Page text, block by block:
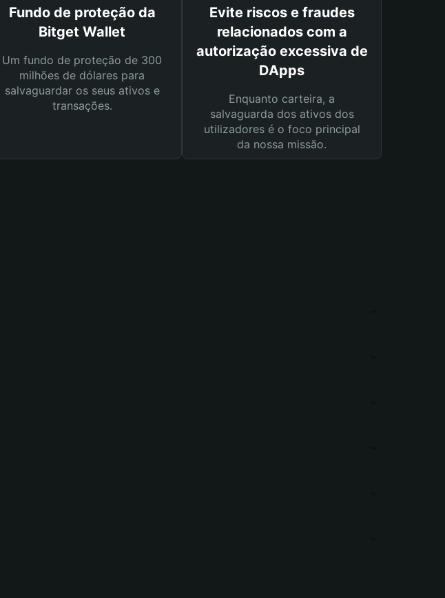
Fundo de proteção da
Bitget Wallet
Um fundo de proteção de 300
milhões de dólares para
salvaguardar os seus ativos e
transações.
Evite riscos e fraudes
relacionados com a
autorização excessiva de
DApps
Enquanto carteira, a
salvaguarda dos ativos dos
utilizadores é o foco principal
da nossa missão.